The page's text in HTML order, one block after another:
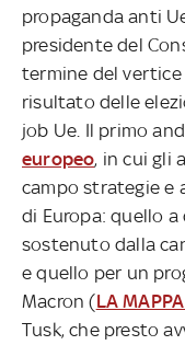
propaganda anti
presidente del
termine del
risultato delle
job Ue. Il primo
europeo, in cui gli
campo strategie e
di Europa: quello
sostenuto dalla
e quello per un
Macron (LA
Tusk, che presto